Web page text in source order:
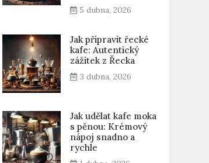
5 dubna, 2026
Jak připravit řecké
kafe: Autentický
zážitek z Řecka
3 dubna, 2026
Jak udělat kafe moka
s pěnou: Krémový
nápoj snadno a
rychle